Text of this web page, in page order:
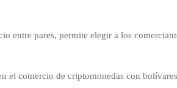
entre pares, permite elegir a los
el comercio de criptomonedas con